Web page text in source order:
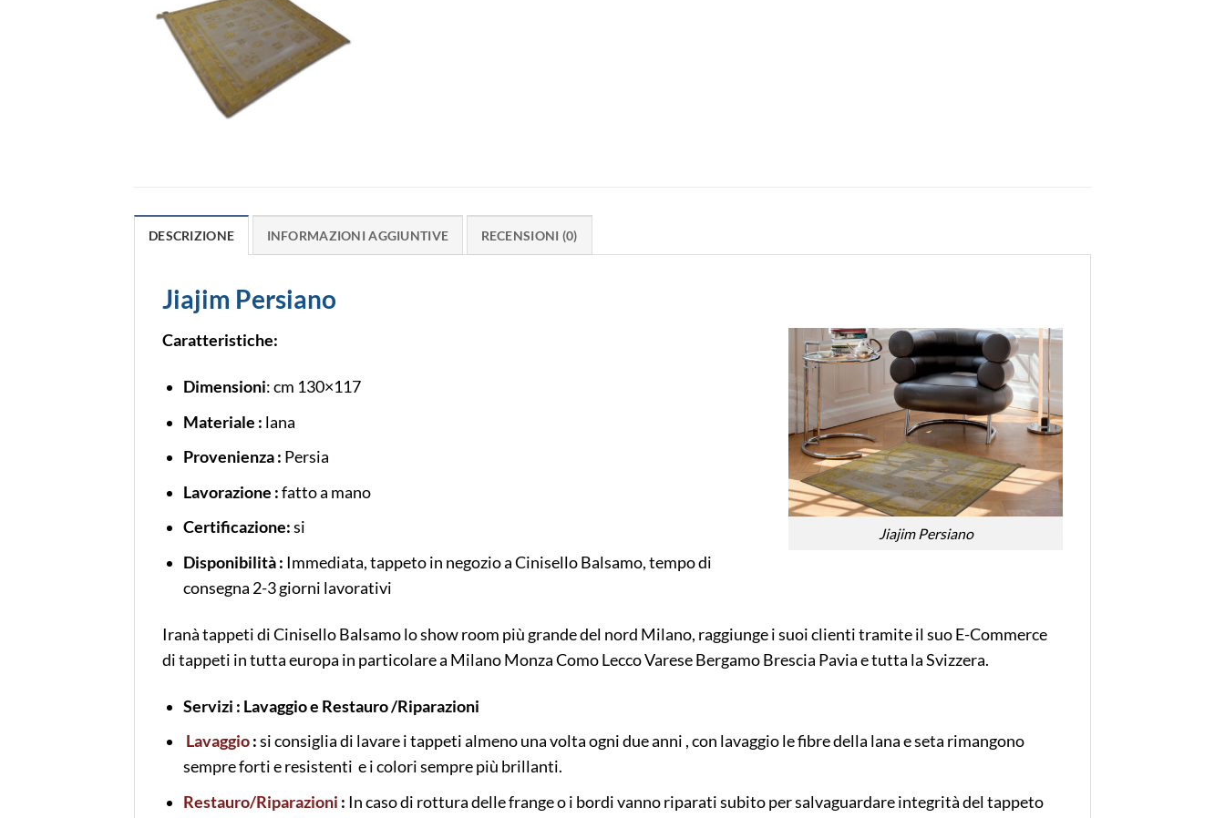
DESCRIZIONE INFORMAZIONI AGGIUNTIVE RECENSIONI (0)
Jiajim Persiano
Jiajim Persiano
Caratteristiche:
Dimensioni: cm 130×117
Materiale : lana
Provenienza : Persia
Lavorazione :fatto a mano
Certificazione:si
Disponibilità : Immediata, tappeto in negozio a Cinisello Balsamo, tempo di
consegna 2-3 giorni lavorativi
Iranà tappeti di Cinisello Balsamo lo show room più grande del nord Milano, raggiunge i suoi clienti tramite il suo E-Commerce
di tappeti in tutta europa in particolare a Milano Monza Como Lecco Varese Bergamo Brescia Pavia e tutta la Svizzera.
Servizi : Lavaggio e Restauro /Riparazioni
Lavaggio:si consiglia di lavare i tappeti almeno una volta ogni due anni , con lavaggio le fibre della lana e seta rimangono
sempre forti e resistenti e i colori sempre più brillanti.
Restauro/Riparazioni : In caso di rottura delle frange o i bordi vanno riparati subito per salvaguardare integrità del tappeto